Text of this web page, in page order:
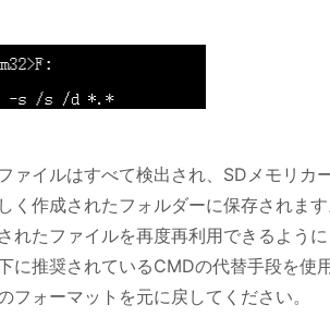
ァイルはすべて検出され、SDメモリカ
く作成されたフォルダーに保存されま
れたファイルを再度再利用できるよう
に推奨されているCMDの代替手段を
フォーマットを元に戻してください。